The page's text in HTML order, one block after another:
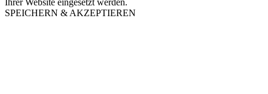
Ihrer Website eingesetzt werden.
SPEICHERN & AKZEPTIEREN